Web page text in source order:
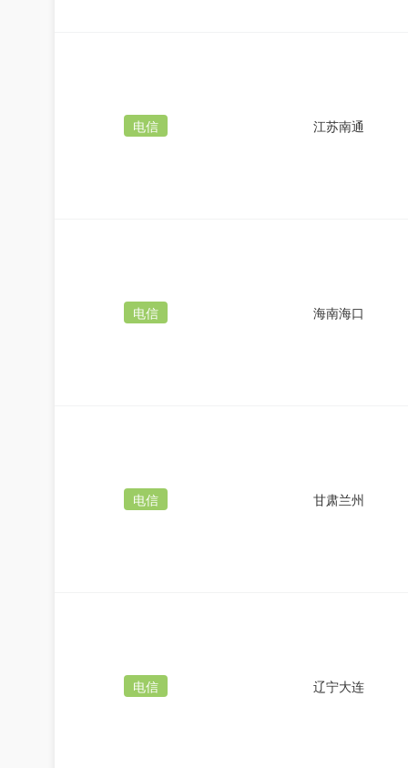
电信 江苏南通
电信 海南海口
电信 甘肃兰州
电信 辽宁大连